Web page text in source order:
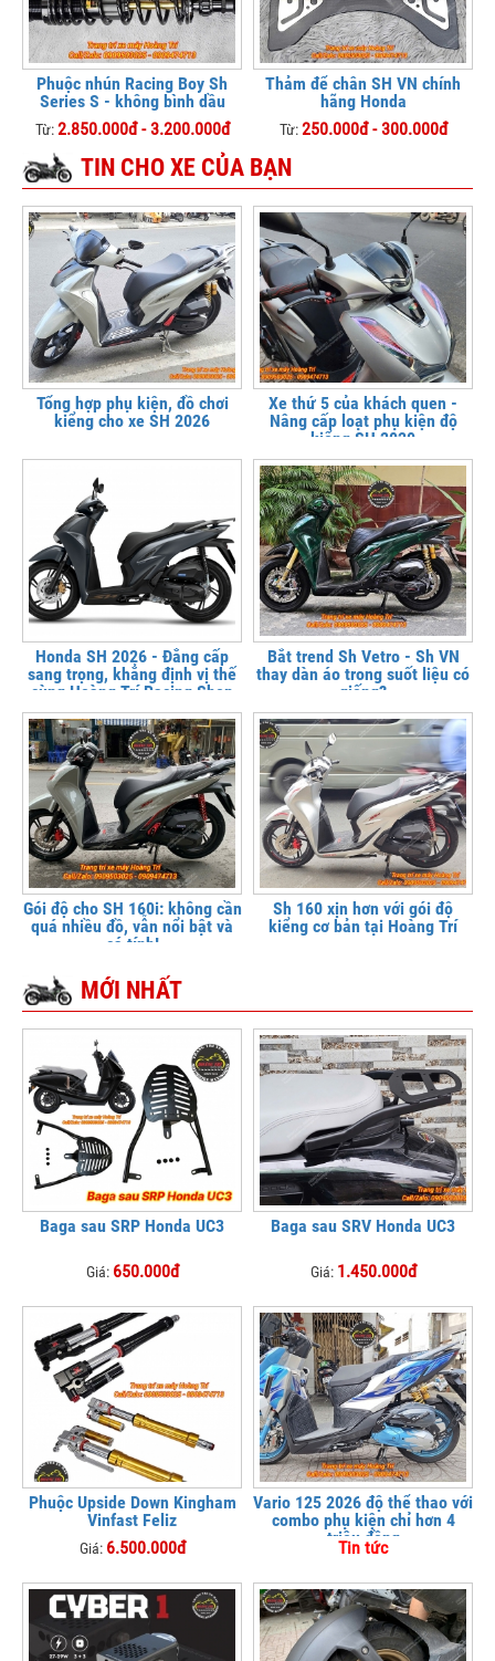
Phuộc nhún Racing Boy Sh
Series S - không bình dầu
Từ:2.850.000đ - 3.200.000đ
Thảm để chân SH VN chính
hãng Honda
Từ:250.000đ - 300.000đ
TIN CHO XE CỦA BẠN
Tổng hợp phụ kiện, đồ chơi
kiểng cho xe SH 2026
Xe thứ 5 của khách quen -
Nâng cấp loạt phụ kiện độ
kiểng SH 2020
Honda SH 2026 - Đẳng cấp
sang trọng, khẳng định vị thế
cùng Hoàng Trí Racing Shop
Bắt trend Sh Vetro - Sh VN
thay dàn áo trong suốt liệu có
giống?
Gói độ cho SH 160i: không cần
quá nhiều đồ, vẫn nổi bật và
cá tính!
Sh 160 xịn hơn với gói độ
kiểng cơ bản tại Hoàng Trí
MỚI NHẤT
Baga sau SRP Honda UC3
Giá: 650.000đ
Baga sau SRV Honda UC3
Giá: 1.450.000đ
Phuộc Upside Down Kingham
Vinfast Feliz
Giá: 6.500.000đ
Vario 125 2026 độ thể thao với
combo phụ kiện chỉ hơn 4
triệu đồng
Tin tức